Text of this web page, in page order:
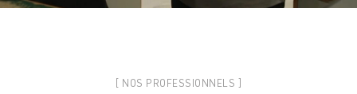
[ NOS PROFESSIONNELS ]